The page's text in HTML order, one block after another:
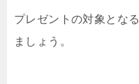
プレゼントの対象とな
ましょう。